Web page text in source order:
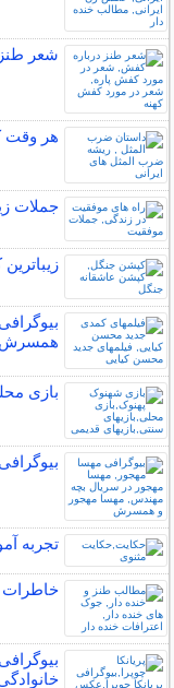
شعر
هر وقت
جملات
همسرش
بازی
تجربه
خاطرات